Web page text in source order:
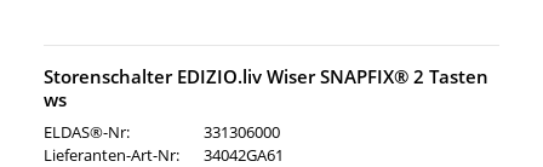
Storenschalter EDIZIO.liv Wiser SNAPFIX® 2 Tasten
ws
ELDAS®-Nr:
331306000
Lieferanten-Art-Nr:
34042GA61